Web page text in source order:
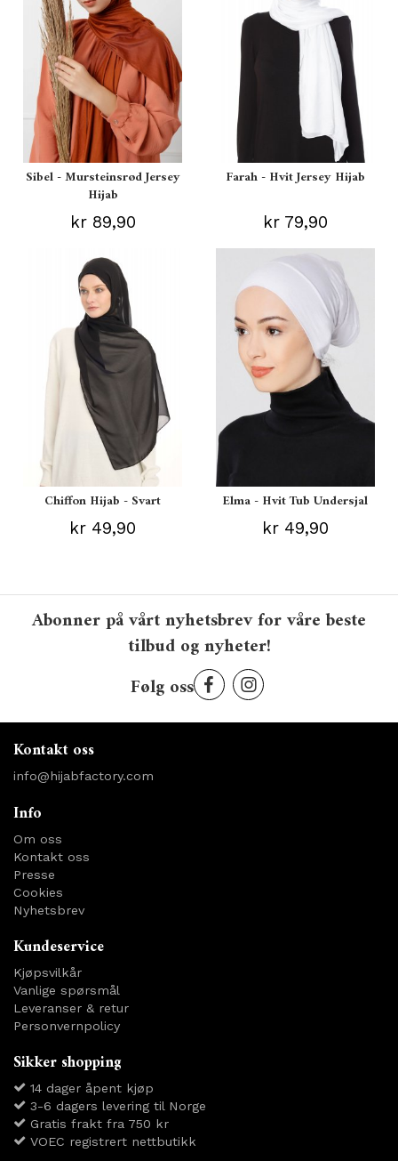
Sibel - Mursteinsrød Jersey
Hijab
kr 89,90
Farah - Hvit Jersey Hijab
kr 79,90
Chiffon Hijab - Svart
kr 49,90
Elma - Hvit Tub Undersjal
kr 49,90
Abonner på vårt nyhetsbrev for våre beste
tilbud og nyheter!
Følg oss
Kontakt oss
info@hijabfactory.com
Info
Om oss
Kontakt oss
Presse
Cookies
Nyhetsbrev
Kundeservice
Kjøpsvilkår
Vanlige spørsmål
Leveranser & retur
Personvernpolicy
Sikker shopping
14 dager åpent kjøp
3-6 dagers levering til Norge
Gratis frakt fra 750 kr
VOEC registrert nettbutikk